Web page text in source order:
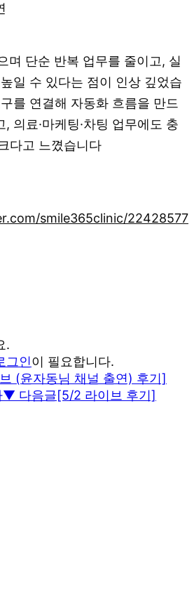
며 단순 반복 업무를 줄이고, 실
일 수 있다는 점이 인상 깊었습
를 연결해 자동화 흐름을 만드
의료·마케팅·차팅 업무에도 충
다고 느꼈습니다
smile365clinic/22428577
.
그인이 필요합니다.
(윤자동님 채널 출연) 후기]
▼ 다음글[5/2 라이브 후기]